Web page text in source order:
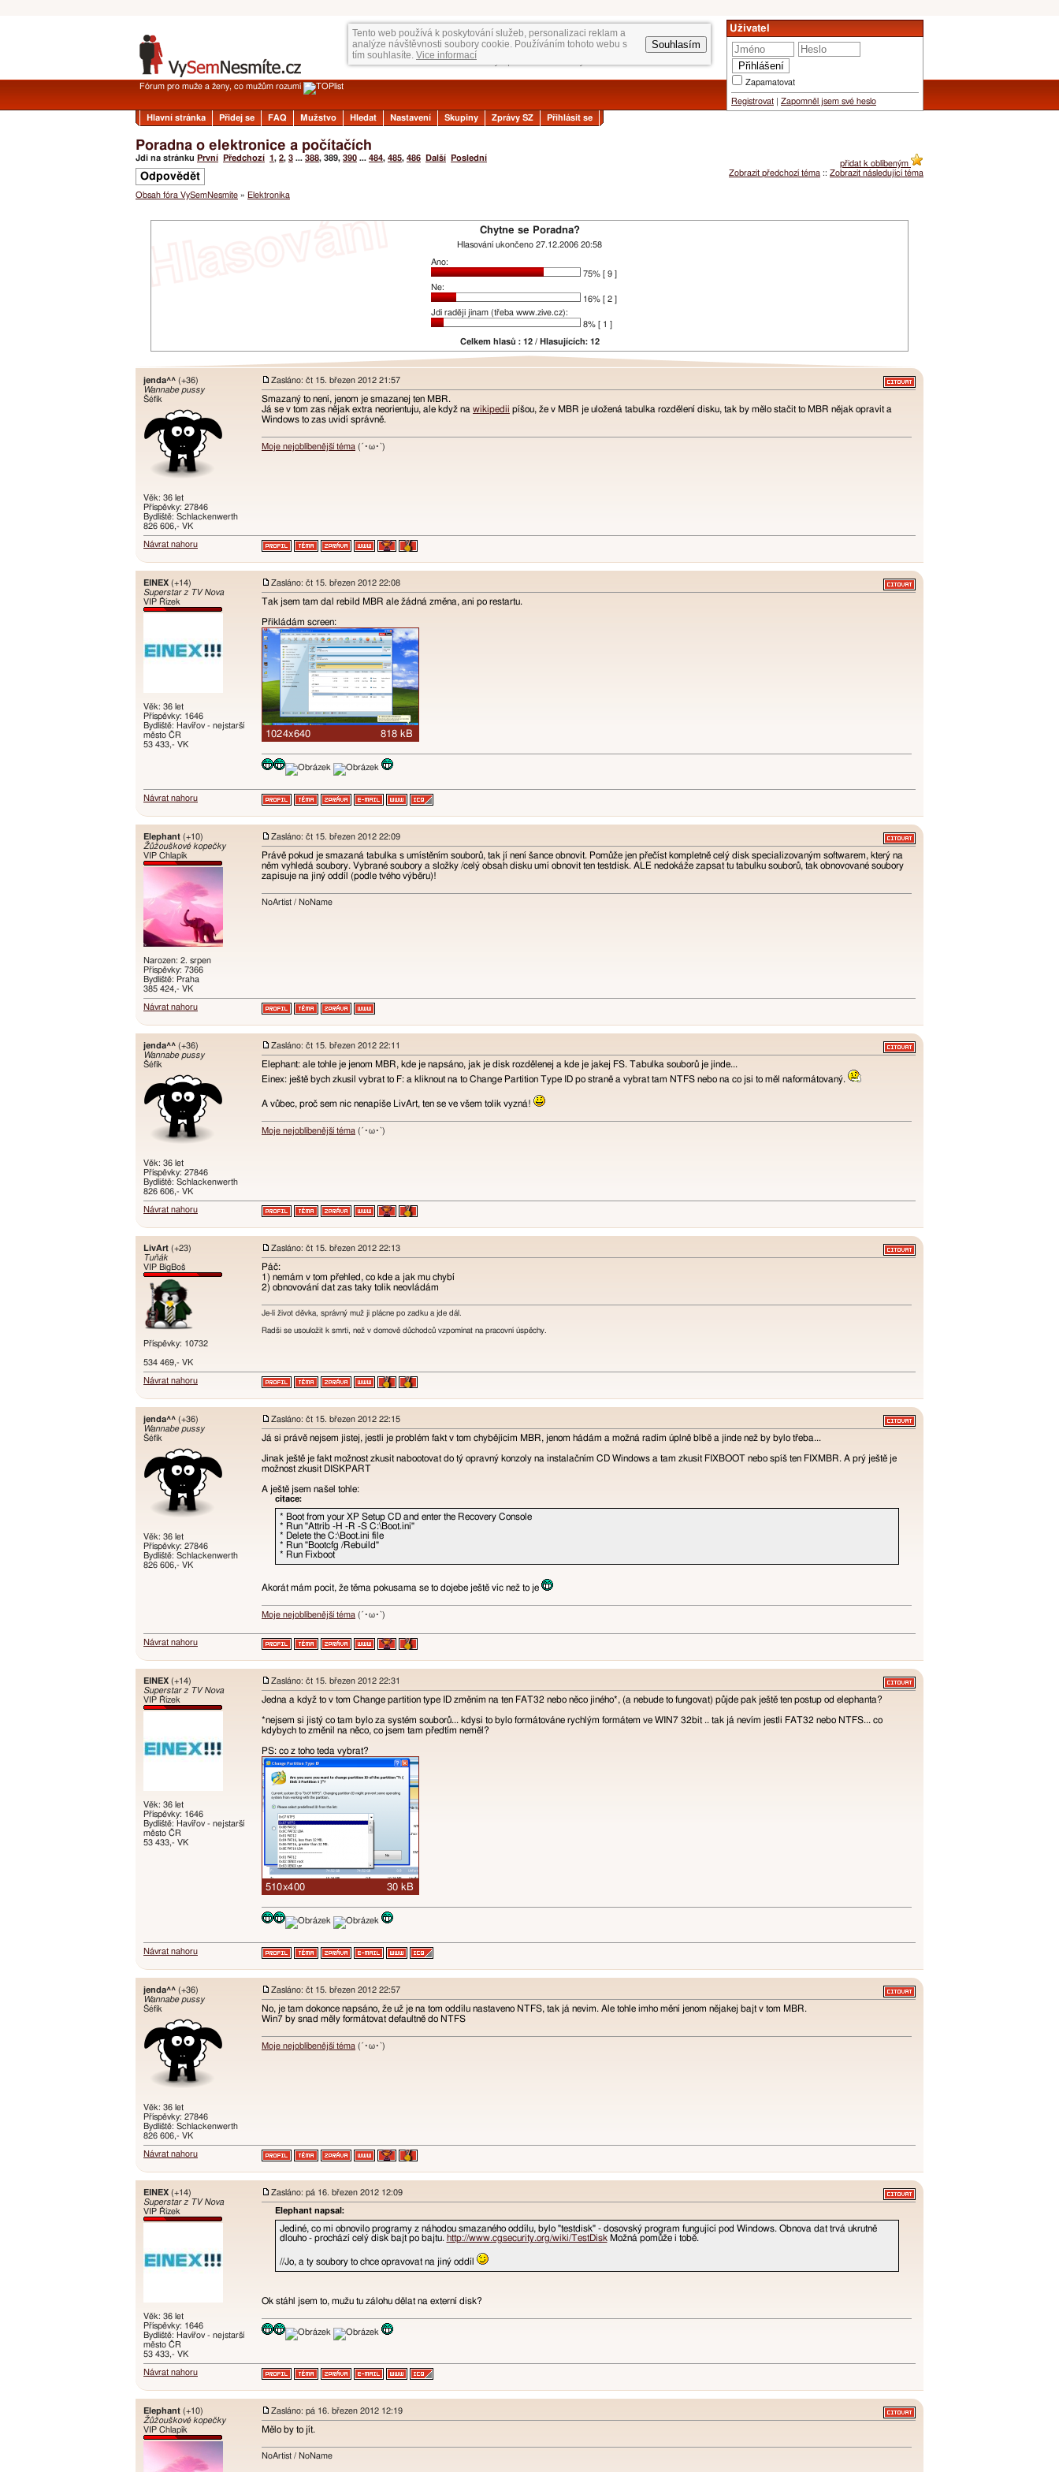
Tento web používá k poskytování služeb, personalizaci reklam a
analýze návštěvnosti soubory cookie. Používáním tohoto webu s
tím souhlasíte. Vice informací
Souhlasím
Uživatel
Zapamatovat
Registrovat Zapomněl jsem své heslo
Fórum pro muže a ženy, co mužům rozumí
Hlavní stránka Přidej se FAQ Mužstvo Hledat Nastavení Skupiny Zprávy SZ Přihlásit se
Poradna o elektronice a počítačích
přidat k oblíbeným
Zobrazit předchozí téma :: Zobrazit následující téma
Jdi na stránku První Předchozí 1, 2, 3 ... 388, 389, 390 ... 484, 485, 486 Další Poslední
Odpovědět
Obsah fóra VySemNesmíte » Elektronika
Chytne se Poradna?
Hlasování ukončeno 27.12.2006 20:58
Ano:
75% [ 9 ]
Ne:
16% [ 2 ]
Jdi raději jinam (třeba www.zive.cz):
8% [ 1 ]
Celkem hlasů : 12 / Hlasujících: 12
jenda^^ (+36)
Wannabe pussy
Šéfík
Věk: 36 let
Příspěvky: 27846
Bydliště: Schlackenwerth
826 606,- VK
Zasláno: čt 15. březen 2012 21:57
Smazaný to není, jenom je smazanej ten MBR.
Já se v tom zas nějak extra neorientuju, ale když na wikipedii píšou, že v MBR je uložená tabulka rozdělení disku, tak by mělo stačit to MBR nějak opravit a
Windows to zas uvidí správně.
Moje nejoblíbenější téma (´･ω･`)
Návrat nahoru
EINEX (+14)
Superstar z TV Nova
VIP Řízek
Věk: 36 let
Příspěvky: 1646
Bydliště: Havířov - nejstarší
město ČR
53 433,- VK
Zasláno: čt 15. březen 2012 22:08
Tak jsem tam dal rebild MBR ale žádná změna, ani po restartu.
Přikládám screen:
Návrat nahoru
Elephant (+10)
Žůžouškové kopečky
VIP Chlapík
Narozen: 2. srpen
Příspěvky: 7366
Bydliště: Praha
385 424,- VK
Zasláno: čt 15. březen 2012 22:09
Právě pokud je smazaná tabulka s umístěním souborů, tak jí není šance obnovit. Pomůže jen přečíst kompletně celý disk specializovaným softwarem, který na
něm vyhledá soubory. Vybrané soubory a složky /celý obsah disku umí obnovit ten testdisk. ALE nedokáže zapsat tu tabulku souborů, tak obnovované soubory
zapisuje na jiný oddíl (podle tvého výběru)!
NoArtist / NoName
Návrat nahoru
jenda^^ (+36)
Wannabe pussy
Šéfík
Věk: 36 let
Příspěvky: 27846
Bydliště: Schlackenwerth
826 606,- VK
Zasláno: čt 15. březen 2012 22:11
Elephant: ale tohle je jenom MBR, kde je napsáno, jak je disk rozdělenej a kde je jakej FS. Tabulka souborů je jinde...
Einex: ještě bych zkusil vybrat to F: a kliknout na to Change Partition Type ID po straně a vybrat tam NTFS nebo na co jsi to měl naformátovaný.
A vůbec, proč sem nic nenapíše LivArt, ten se ve všem tolik vyzná!
Moje nejoblíbenější téma (´･ω･`)
Návrat nahoru
LivArt (+23)
Tuňák
VIP BigBoš
Příspěvky: 10732
534 469,- VK
Zasláno: čt 15. březen 2012 22:13
Páč:
1) nemám v tom přehled, co kde a jak mu chybí
2) obnovování dat zas taky tolik neovládám
Je-li život děvka, správný muž ji plácne po zadku a jde dál.
Radši se usouložit k smrti, než v domově důchodců vzpomínat na pracovní úspěchy.
Návrat nahoru
jenda^^ (+36)
Wannabe pussy
Šéfík
Věk: 36 let
Příspěvky: 27846
Bydliště: Schlackenwerth
826 606,- VK
Zasláno: čt 15. březen 2012 22:15
Já si právě nejsem jistej, jestli je problém fakt v tom chybějícím MBR, jenom hádám a možná radím úplně blbě a jinde než by bylo třeba...
Jinak ještě je fakt možnost zkusit nabootovat do tý opravný konzoly na instalačním CD Windows a tam zkusit FIXBOOT nebo spíš ten FIXMBR. A prý ještě je
možnost zkusit DISKPART
A ještě jsem našel tohle:
citace:
* Boot from your XP Setup CD and enter the Recovery Console
* Run "Attrib -H -R -S C:\Boot.ini"
* Delete the C:\Boot.ini file
* Run "Bootcfg /Rebuild"
* Run Fixboot
Akorát mám pocit, že těma pokusama se to dojebe ještě víc než to je
Moje nejoblíbenější téma (´･ω･`)
Návrat nahoru
EINEX (+14)
Superstar z TV Nova
VIP Řízek
Věk: 36 let
Příspěvky: 1646
Bydliště: Havířov - nejstarší
město ČR
53 433,- VK
Zasláno: čt 15. březen 2012 22:31
Jedna a když to v tom Change partition type ID změním na ten FAT32 nebo něco jiného*, (a nebude to fungovat) půjde pak ještě ten postup od elephanta?
*nejsem si jistý co tam bylo za systém souborů... kdysi to bylo formátováne rychlým formátem ve WIN7 32bit .. tak já nevím jestli FAT32 nebo NTFS... co
kdybych to změnil na něco, co jsem tam předtím neměl?
PS: co z toho teda vybrat?
Návrat nahoru
jenda^^ (+36)
Wannabe pussy
Šéfík
Věk: 36 let
Příspěvky: 27846
Bydliště: Schlackenwerth
826 606,- VK
Zasláno: čt 15. březen 2012 22:57
No, je tam dokonce napsáno, že už je na tom oddílu nastaveno NTFS, tak já nevim. Ale tohle imho mění jenom nějakej bajt v tom MBR.
Win7 by snad měly formátovat defaultně do NTFS
Moje nejoblíbenější téma (´･ω･`)
Návrat nahoru
EINEX (+14)
Superstar z TV Nova
VIP Řízek
Věk: 36 let
Příspěvky: 1646
Bydliště: Havířov - nejstarší
město ČR
53 433,- VK
Zasláno: pá 16. březen 2012 12:09
Elephant napsal:
Jediné, co mi obnovilo programy z náhodou smazaného oddílu, bylo "testdisk" - dosovský program fungující pod Windows. Obnova dat trvá ukrutně
dlouho - prochází celý disk bajt po bajtu. http://www.cgsecurity.org/wiki/TestDiskMožná pomůže i tobě.
//Jo, a ty soubory to chce opravovat na jiný oddíl
Ok stáhl jsem to, mužu tu zálohu dělat na externí disk?
Návrat nahoru
Elephant (+10)
Žůžouškové kopečky
VIP Chlapík
Zasláno: pá 16. březen 2012 12:19
Mělo by to jít.
NoArtist / NoName